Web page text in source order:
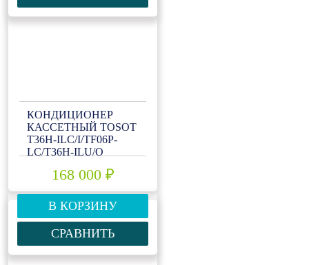
КОНДИЦИОНЕР
КАССЕТНЫЙ TOSOT
T36H-ILC/I/TF06P-
LC/T36H-ILU/O
168 000 ₽
В КОРЗИНУ
СРАВНИТЬ